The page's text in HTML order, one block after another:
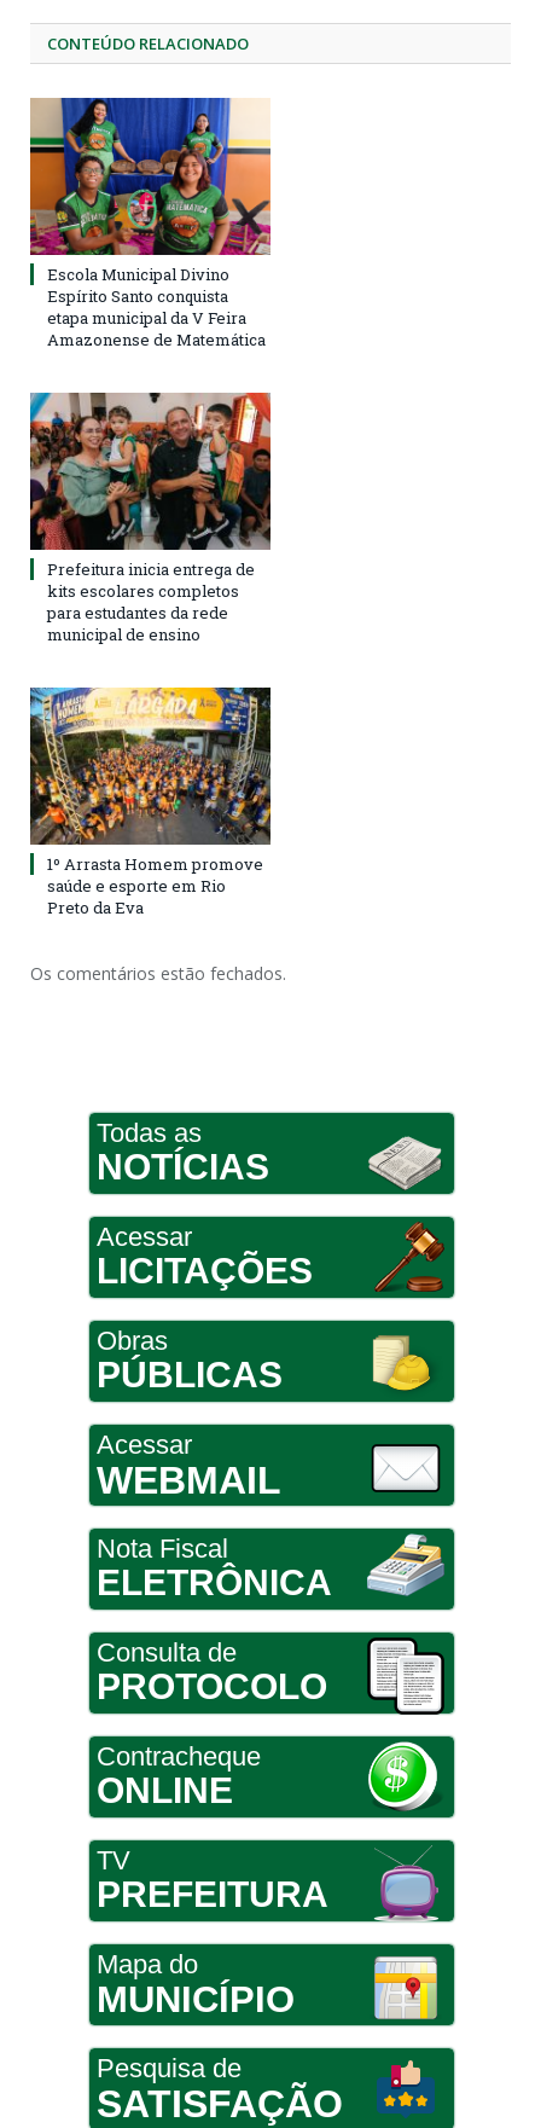
CONTEÚDO RELACIONADO
Escola Municipal Divino
Espírito Santo conquista
etapa municipal da V Feira
Amazonense de Matemática
Prefeitura inicia entrega de
kits escolares completos
para estudantes da rede
municipal de ensino
1º Arrasta Homem promove
saúde e esporte em Rio
Preto da Eva
Os comentários estão fechados.
Todas as
NOTÍCIAS
Acessar
LICITAÇÕES
Obras
PÚBLICAS
Acessar
WEBMAIL
Nota Fiscal
ELETRÔNICA
Consulta de
PROTOCOLO
Contracheque
ONLINE
TV
PREFEITURA
Mapa do
MUNICÍPIO
Pesquisa de
SATISFAÇÃO